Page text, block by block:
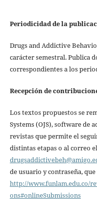
Periodicidad de la
Drugs and Addictive
carácter semestral. Publica
correspondientes a los
Recepción de
Los textos propuestos se
Systems (OJS), software de
revistas que permite el
distintas etapas o al correo
de usuario y contraseña,
http://www.funlam.edu.co/
ons#onlineSubmissions